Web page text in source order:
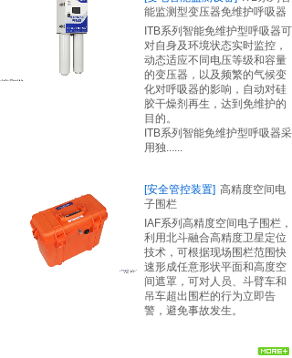
能监测型变压器免维护呼吸器
ITB系列智能免维护型呼吸器可
对自身及环境状态实时监控，
动态适应不同电压等级和容量
的变压器，以及频繁的气候变
化对呼吸器的影响，自动对硅
胶干燥剂再生，达到免维护的
目的。
ITB系列智能免维护型呼吸器采
用独......
[安全管控装置] 高精度空间电
子围栏
IAF系列高精度空间电子围栏，
利用北斗融合高精度卫星定位
技术，可根据现场围栏范围快
速形成任意形状平面和高度空
间遮罩，可对人员、斗臂车和
吊车超出围栏的行为立即告
警，避免事故发生。